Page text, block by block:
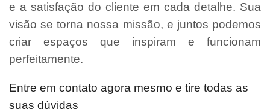
e a satisfação do cliente em cada detalhe. Sua
visão se torna nossa missão, e juntos podemos
criar espaços que inspiram e funcionam
perfeitamente.
Entre em contato agora mesmo e tire todas as
suas dúvidas